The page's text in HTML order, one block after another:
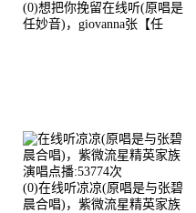
(0)想把你挽留在线听(原唱是
任妙音)，giovanna张【任
(0)在线听凉凉(原唱是与张碧
晨合唱)，紫微流星精英家族